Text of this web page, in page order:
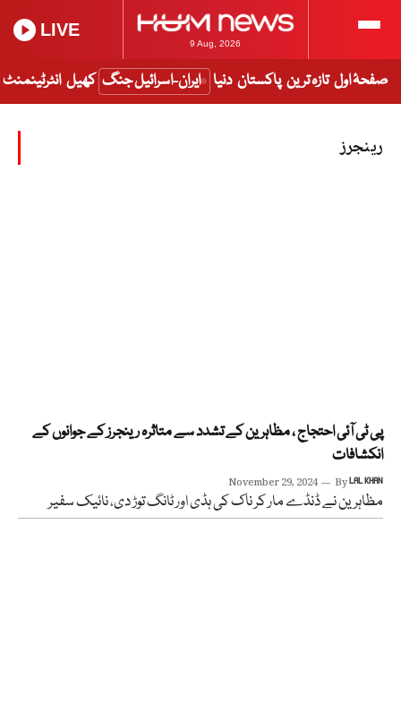
9 Aug, 2026
LIVE
صفحۂ اول تازہ ترین پاکستان دنیا ایران-اسرائیل جنگ کھیل انٹرٹینمنٹ
رینجرز
پی ٹی آئی احتجاج ، مظاہرین کے تشدد سے متاثرہ رینجرز کے جوانوں کے
انکشافات
November 29, 2024 ByLAL KHAN
مظاہرین نے ڈنڈے مار کر ناک کی ہڈی اور ٹانگ توڑ دی، نائیک سفیر